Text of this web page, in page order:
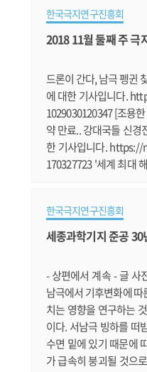
만 불안하기도 하지요.
있다고 할까? 아니면 음
한국극지연구진흥회
2018 11월 둘째 주 극
드론이 간다, 남극 펭귄
에 대한 기사입니다.
1029030120347 [조용
약 만료.. 강대국들 신
한 기사입니다.
170327723 '세계 최대
171427500 한국, 남극
국이 남극해 조업권을
ps://news.v.daum.net/
한국극지연구진흥회
세종과학기지 준공
- 상편에서 계속 - 글 사
남극에서 기후변화에
치는 영향을 연구하는
이다. 서남극 빙하를 떠
수면 밑에 있기 때문에
가 급속히 붕괴될 것으